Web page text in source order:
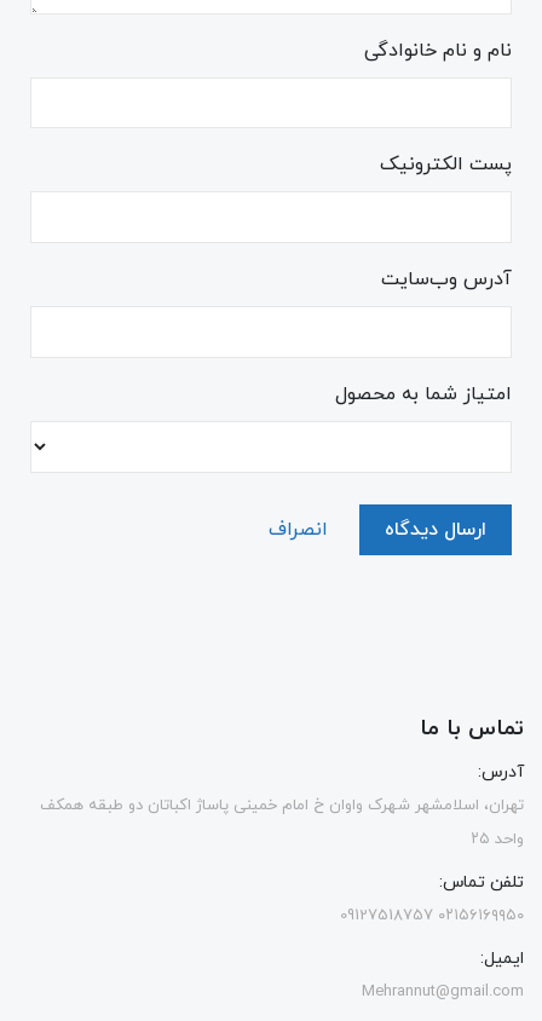
نام و نام خانوادگی
پست الکترونیک
آدرس وب‌سایت
امتیاز شما به محصول
ارسال دیدگاه انصراف
تماس با ما
آدرس:
تهران، اسلامشهر شهرک واوان خ امام خمینی پاساژ اکباتان دو طبقه همکف
واحد ۲۵
تلفن تماس:
۰۲۱۵۶۱۶۹۹۵۰ 09127518757
ایمیل:
Mehrannut@gmail.com